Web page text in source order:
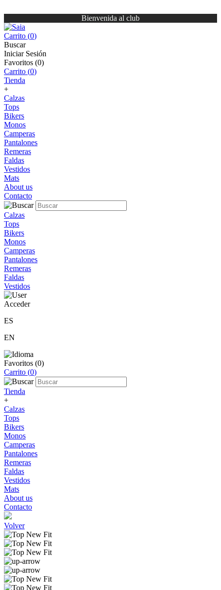
Bienvenida al club
Carrito (0)
Buscar
Iniciar Sesión
Favoritos (0)
Carrito (0)
Tienda
+
Calzas
Tops
Bikers
Monos
Camperas
Pantalones
Remeras
Faldas
Vestidos
Mats
About us
Contacto
Calzas
Tops
Bikers
Monos
Camperas
Pantalones
Remeras
Faldas
Vestidos
Acceder
ES
EN
Favoritos (0)
Carrito (0)
Tienda
+
Calzas
Tops
Bikers
Monos
Camperas
Pantalones
Remeras
Faldas
Vestidos
Mats
About us
Contacto
Volver